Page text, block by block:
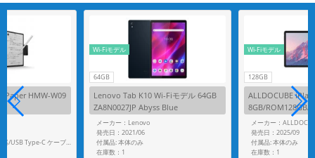
Paper HMW-W09
付属品: 箱/22.5W充電器/USB Type-C ケーブル/HUAWEI M-Pencil(第2世代)/HUAWEI MatePad Paper専用カバー/交換用ペン先x2/クイックスタートガイド
64GB
Wi-Fiモデル
Lenovo Tab K10 Wi-Fiモデル 64GB
ZA8N0027JP Abyss Blue
メーカー：Lenovo
発売日：2021/06
付属品: 本体のみ
在庫数：1
128GB
Wi-Fiモデル
ALLDOCUBE
8GB/ROM128GB/
メーカー：
発売日：2025/09
付属品: 本体のみ
在庫数：1